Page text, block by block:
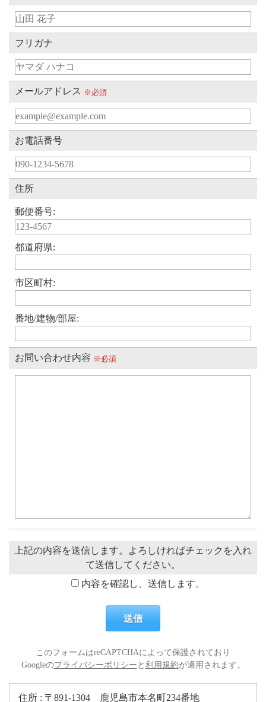
フリガナ
メールアドレス ※必須
お電話番号
住所
郵便番号:
都道府県:
市区町村:
番地/建物/部屋:
お問い合わせ内容 ※必須
上記の内容を送信します。よろしければチェックを入れ
て送信してください。
内容を確認し、送信します。
このフォームはreCAPTCHAによって保護されており
Googleのプライバシーポリシー と 利用規約が適用されます。
住所 : 〒891-1304 鹿児島市本名町234番地